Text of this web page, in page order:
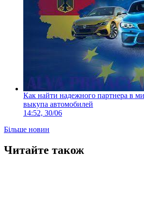
Как найти надежного партнера в
выкупа автомобилей
14:52, 30/06
Більше новин
Читайте також